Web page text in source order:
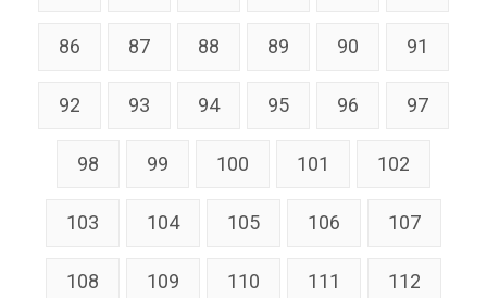
86 87 88 89 90 91
92 93 94 95 96 97
98 99 100 101 102
103 104 105 106 107
108 109 110 111 112